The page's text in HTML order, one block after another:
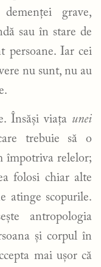
grave,
sau în stare de
persoane. Iar cei
nu sunt, nu au
Însăși viața unei
trebuie să o
împotriva relelor;
folosi chiar alte
atinge scopurile.
antropologia
și corpul în
mai ușor că